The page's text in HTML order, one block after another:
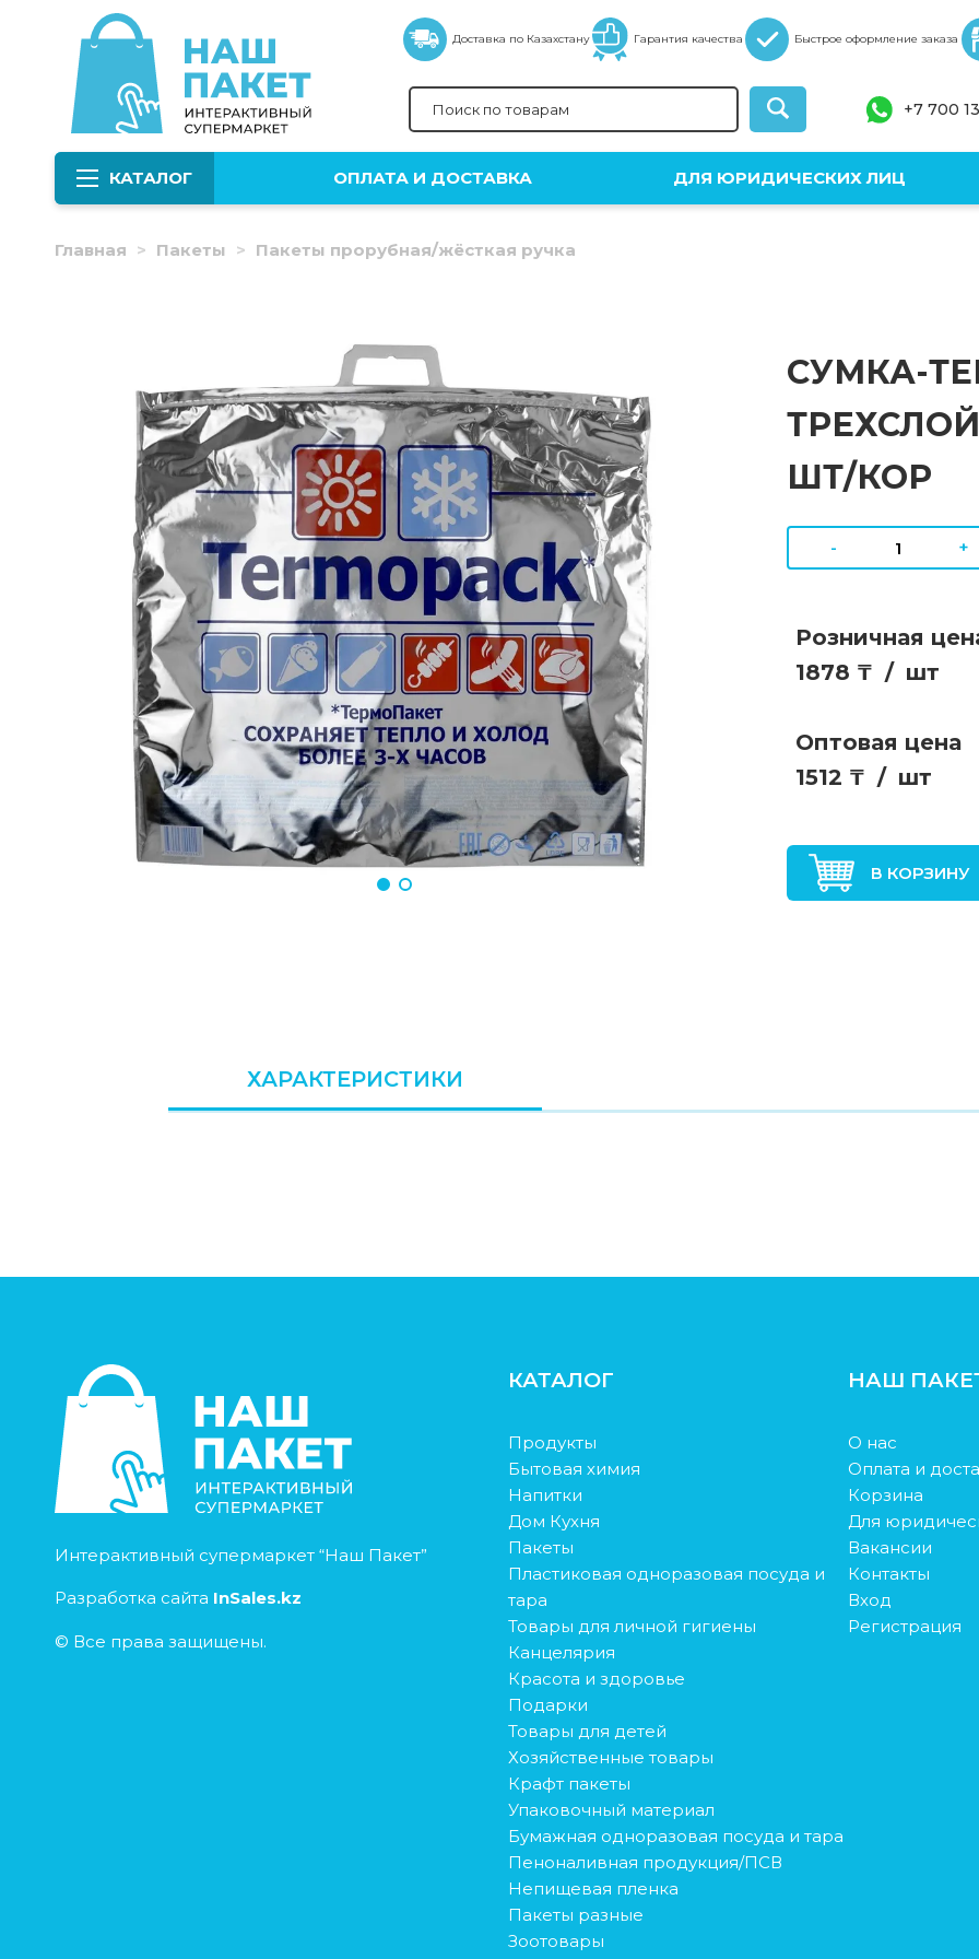
Доставка по Казахстану Гарантия качества Быстрое оформление заказа
+7 700
КАТАЛОГ ОПЛАТА И ДОСТАВКА ДЛЯ ЮРИДИЧЕСКИХ ЛИЦ
Главная Пакеты Пакеты прорубная/жёсткая ручка
СУМКА-
ШТ/КОР
- +
Розничная
1878 ₸ / шт
Оптовая цена
1512 ₸ / шт
В КОРЗИНУ
ХАРАКТЕРИСТИКИ
Интерактивный супермаркет “Наш Пакет”
Разработка сайта InSales.kz
© Все права защищены.
КАТАЛОГ
Продукты
Бытовая химия
Напитки
Дом Кухня
Пакеты
Пластиковая одноразовая посуда и
тара
Товары для личной гигиены
Канцелярия
Красота и здоровье
Подарки
Товары для детей
Хозяйственные товары
Крафт пакеты
Упаковочный материал
Бумажная одноразовая посуда и тара
Пеноналивная продукция/ПСВ
Непищевая пленка
Пакеты разные
Зоотовары
НАШ
О нас
Оплата и
Корзина
Для
Вакансии
Контакты
Вход
Регистрация